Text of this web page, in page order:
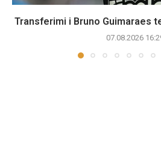
Transferimi i Bruno Guimaraes
07.08.2026